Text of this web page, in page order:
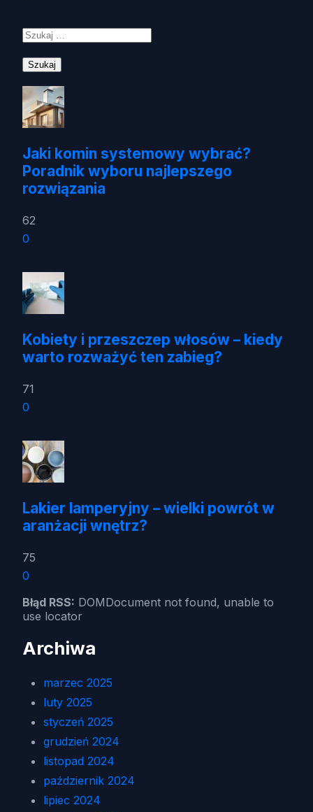
Jaki komin systemowy wybrać?
Poradnik wyboru najlepszego
rozwiązania
62
0
Kobiety i przeszczep włosów – kiedy
warto rozważyć ten zabieg?
71
0
Lakier lamperyjny – wielki powrót w
aranżacji wnętrz?
75
0
Błąd RSS: DOMDocument not found, unable to
use locator
Archiwa
marzec 2025
luty 2025
styczeń 2025
grudzień 2024
listopad 2024
październik 2024
lipiec 2024